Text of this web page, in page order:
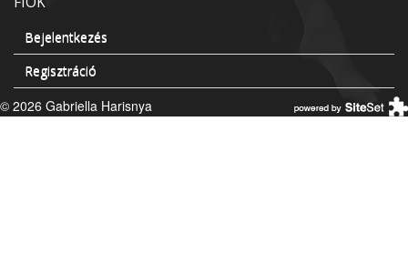
Bejelentkezés
Regisztráció
© 2026 Gabriella Harisnya